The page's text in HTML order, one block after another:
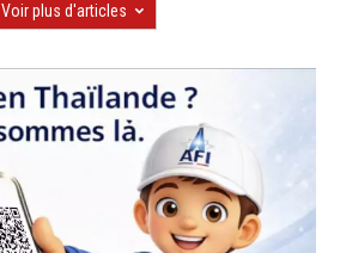
Voir plus d'articles